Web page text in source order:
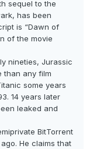
sequel to the
has been
is “Dawn of
of the movie
nineties, Jurassic
than any film
some years
14 years later
leaked and
BitTorrent
He claims that